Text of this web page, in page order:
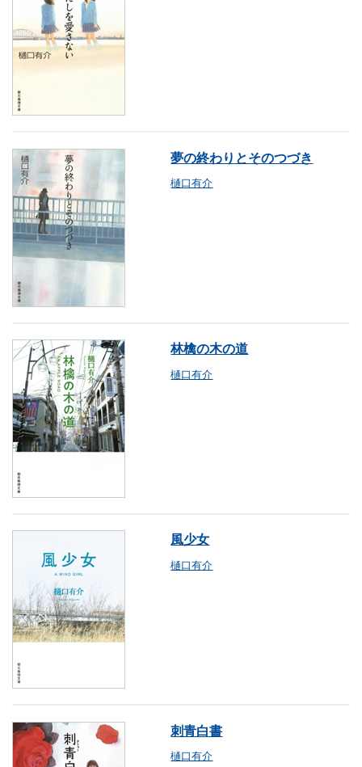
夢の終わりとそのつづき
樋口有介
林檎の木の道
樋口有介
風少女
樋口有介
刺青白書
樋口有介